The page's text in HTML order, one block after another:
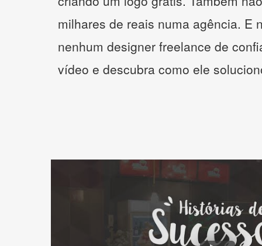
milhares de reais numa agência. E
nenhum designer freelance de
vídeo e descubra como ele